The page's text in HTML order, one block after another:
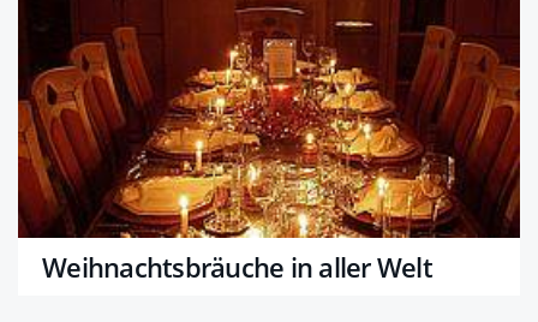
Weihnachtsbräuche in aller Welt